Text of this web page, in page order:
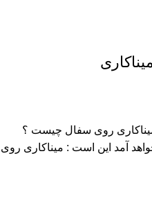
روی سفال چیست ؟
آمد این است : میناکاری روی